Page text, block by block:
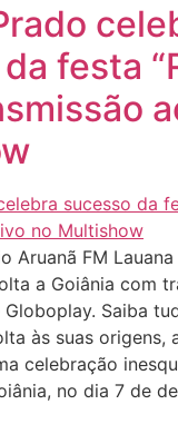
festa
Aruanã FM
a Goiânia com
Saiba
às suas origens,
celebração
no dia 7 de